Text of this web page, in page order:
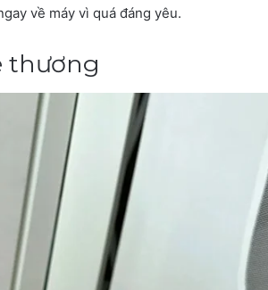
về máy vì quá đáng yêu.
thương